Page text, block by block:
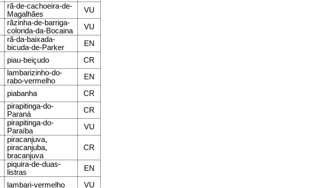
rã-de-cachoeira-de-
Magalhães
VU
rãzinha-de-barriga-
colorida-da-Bocaina
VU
rã-da-baixada-
bicuda-de-Parker
EN
piau-beiçudo
CR
lambarizinho-do-
rabo-vermelho
EN
piabanha
CR
pirapitinga-do-
Paraná
CR
pirapitinga-do-
Paraíba
VU
piracanjuva,
piracanjuba,
bracanjuva
CR
piquira-de-duas-
listras
EN
lambari-vermelho
VU